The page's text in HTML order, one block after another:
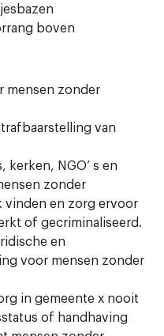
boven
mensen zonder
van
kerken, NGO’ s en
zonder
en zorg ervoor
of gecriminaliseerd.
en
voor mensen zonder
in gemeente x nooit
of handhaving